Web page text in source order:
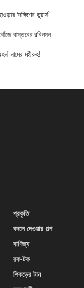
‘দক্ষিণের ডুয়ার্স’
বাস্তবের রবিনসন
নামের মহীরুহ!
প্রকৃতি
বদলে দেওয়ার গল্প
বাণিজ্য
রক-টক
শিকড়ের টান